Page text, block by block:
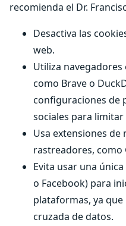
recomienda el Dr.
Desactiva las
web.
Utiliza
como Brave o
configuraciones de
sociales para
Usa extensiones
rastreadores, como
Evita usar una
o Facebook) para
plataformas, ya
cruzada de datos.